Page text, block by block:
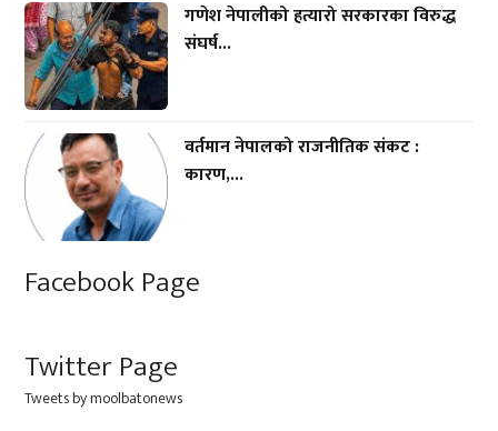
गणेश नेपालीको हत्यारो सरकारका विरुद्ध
संघर्ष...
वर्तमान नेपालको राजनीतिक संकट :
कारण,...
Facebook Page
Twitter Page
Tweets by moolbatonews